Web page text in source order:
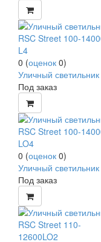
0 (оценок 0)
Уличный
Под заказ
0 (оценок 0)
Уличный
Под заказ